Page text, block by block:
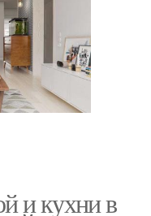
и кухни в